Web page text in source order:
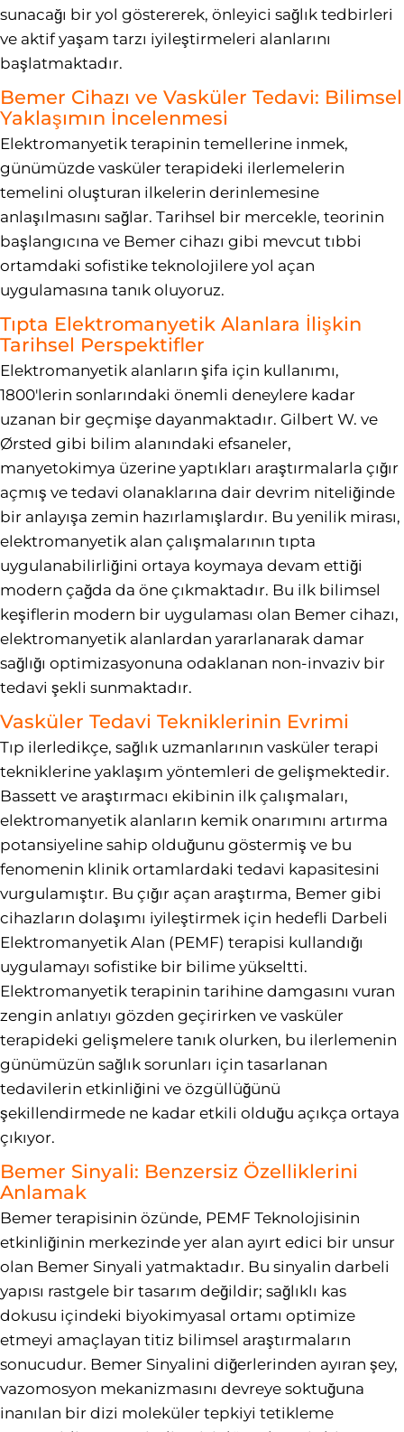
sunacağı bir yol göstererek, önleyici sağlık tedbirleri
ve aktif yaşam tarzı iyileştirmeleri alanlarını
başlatmaktadır.
Bemer Cihazı ve Vasküler Tedavi: Bilimsel
Yaklaşımın İncelenmesi
Elektromanyetik terapinin temellerine inmek,
günümüzde vasküler terapideki ilerlemelerin
temelini oluşturan ilkelerin derinlemesine
anlaşılmasını sağlar. Tarihsel bir mercekle, teorinin
başlangıcına ve Bemer cihazı gibi mevcut tıbbi
ortamdaki sofistike teknolojilere yol açan
uygulamasına tanık oluyoruz.
Tıpta Elektromanyetik Alanlara İlişkin
Tarihsel Perspektifler
Elektromanyetik alanların şifa için kullanımı,
1800'lerin sonlarındaki önemli deneylere kadar
uzanan bir geçmişe dayanmaktadır. Gilbert W. ve
Ørsted gibi bilim alanındaki efsaneler,
manyetokimya üzerine yaptıkları araştırmalarla çığır
açmış ve tedavi olanaklarına dair devrim niteliğinde
bir anlayışa zemin hazırlamışlardır. Bu yenilik mirası,
elektromanyetik alan çalışmalarının tıpta
uygulanabilirliğini ortaya koymaya devam ettiği
modern çağda da öne çıkmaktadır. Bu ilk bilimsel
keşiflerin modern bir uygulaması olan Bemer cihazı,
elektromanyetik alanlardan yararlanarak damar
sağlığı optimizasyonuna odaklanan non-invaziv bir
tedavi şekli sunmaktadır.
Vasküler Tedavi Tekniklerinin Evrimi
Tıp ilerledikçe, sağlık uzmanlarının vasküler terapi
tekniklerine yaklaşım yöntemleri de gelişmektedir.
Bassett ve araştırmacı ekibinin ilk çalışmaları,
elektromanyetik alanların kemik onarımını artırma
potansiyeline sahip olduğunu göstermiş ve bu
fenomenin klinik ortamlardaki tedavi kapasitesini
vurgulamıştır. Bu çığır açan araştırma, Bemer gibi
cihazların dolaşımı iyileştirmek için hedefli Darbeli
Elektromanyetik Alan (PEMF) terapisi kullandığı
uygulamayı sofistike bir bilime yükseltti.
Elektromanyetik terapinin tarihine damgasını vuran
zengin anlatıyı gözden geçirirken ve vasküler
terapideki gelişmelere tanık olurken, bu ilerlemenin
günümüzün sağlık sorunları için tasarlanan
tedavilerin etkinliğini ve özgüllüğünü
şekillendirmede ne kadar etkili olduğu açıkça ortaya
çıkıyor.
Bemer Sinyali: Benzersiz Özelliklerini
Anlamak
Bemer terapisinin özünde, PEMF Teknolojisinin
etkinliğinin merkezinde yer alan ayırt edici bir unsur
olan Bemer Sinyali yatmaktadır. Bu sinyalin darbeli
yapısı rastgele bir tasarım değildir; sağlıklı kas
dokusu içindeki biyokimyasal ortamı optimize
etmeyi amaçlayan titiz bilimsel araştırmaların
sonucudur. Bemer Sinyalini diğerlerinden ayıran şey,
vazomosyon mekanizmasını devreye soktuğuna
inanılan bir dizi moleküler tepkiyi tetikleme